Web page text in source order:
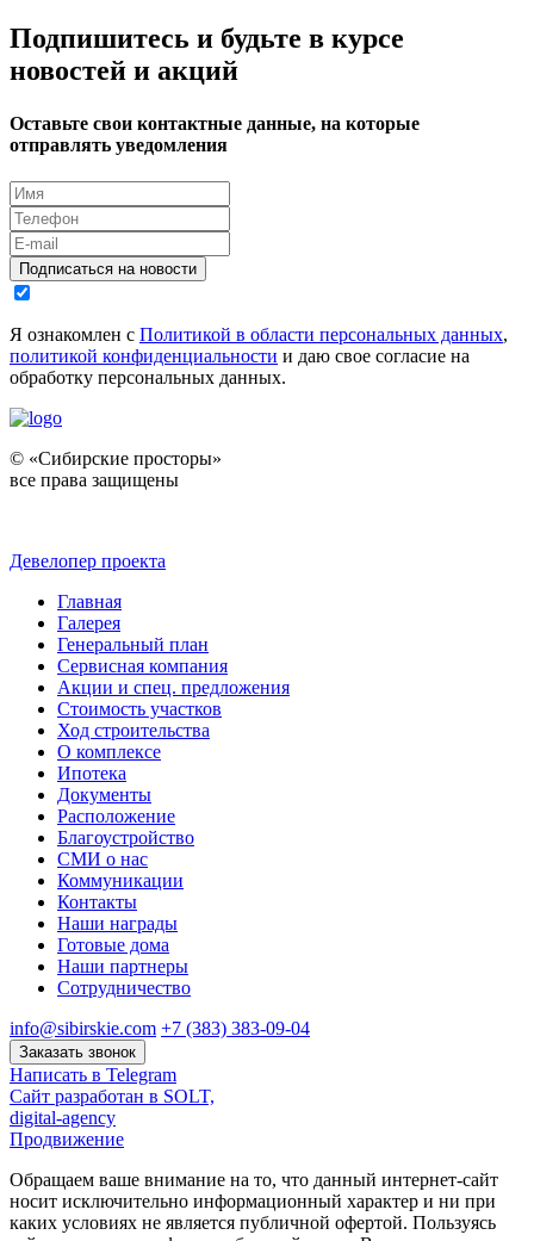
Подпишитесь и будьте в курсе
новостей и акций
Оставьте свои контактные данные, на которые
отправлять уведомления
Подписаться на новости
Я ознакомлен с Политикой в области персональных данных,
политикой конфиденциальности и даю свое согласие на
обработку персональных данных.
© «Сибирские просторы»
все права защищены
Девелопер проекта
Главная
Галерея
Генеральный план
Сервисная компания
Акции и спец. предложения
Стоимость участков
Ход строительства
О комплексе
Ипотека
Документы
Расположение
Благоустройство
СМИ о нас
Коммуникации
Контакты
Наши награды
Готовые дома
Наши партнеры
Сотрудничество
info@sibirskie.com +7 (383) 383-09-04
Заказать звонок
Написать в Telegram
Сайт разработан в SOLT,
digital-agency
Продвижение
Обращаем ваше внимание на то, что данный интернет-сайт
носит исключительно информационный характер и ни при
каких условиях не является публичной офертой. Пользуясь